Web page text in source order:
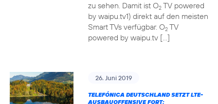
zu sehen. Damit ist O2TV powered
by waipu.tv1) direkt auf den meisten
Smart TVs verfügbar. O2TV
powered by waipu.tv […]
26. Juni 2019
TELEFÓNICA DEUTSCHLAND SETZT LTE-
AUSBAUOFFENSIVE FORT: